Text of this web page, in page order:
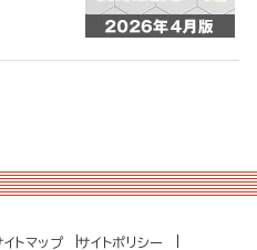
イトマップ
サイトポリシー